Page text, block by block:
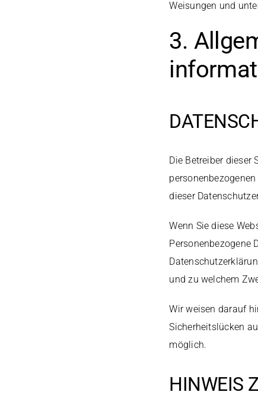
Weisungen und
3.
Die Betreiber dieser
dieser
Wenn Sie diese
Personenbezogene
und zu welchem
Wir weisen darauf
Sicherheitslücken
möglich.
HINWEIS